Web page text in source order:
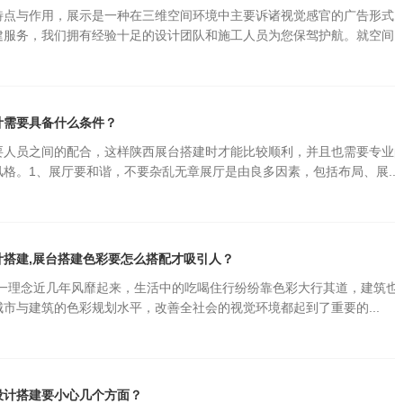
点与作用，展示是一种在三维空间环境中主要诉诸视觉感官的广告形
务，我们拥有经验十足的设计团队和施工人员为您保驾护航。就空间
要具备什么条件？
人员之间的配合，这样陕西展台搭建时才能比较顺利，并且也需要专
格。1、展厅要和谐，不要杂乱无章展厅是由良多因素，包括布局、展...
建,展台搭建色彩要怎么搭配才吸引人？
理念近几年风靡起来，生活中的吃喝住行纷纷靠色彩大行其道，建筑
与建筑的色彩规划水平，改善全社会的视觉环境都起到了重要的...
搭建要小心几个方面？